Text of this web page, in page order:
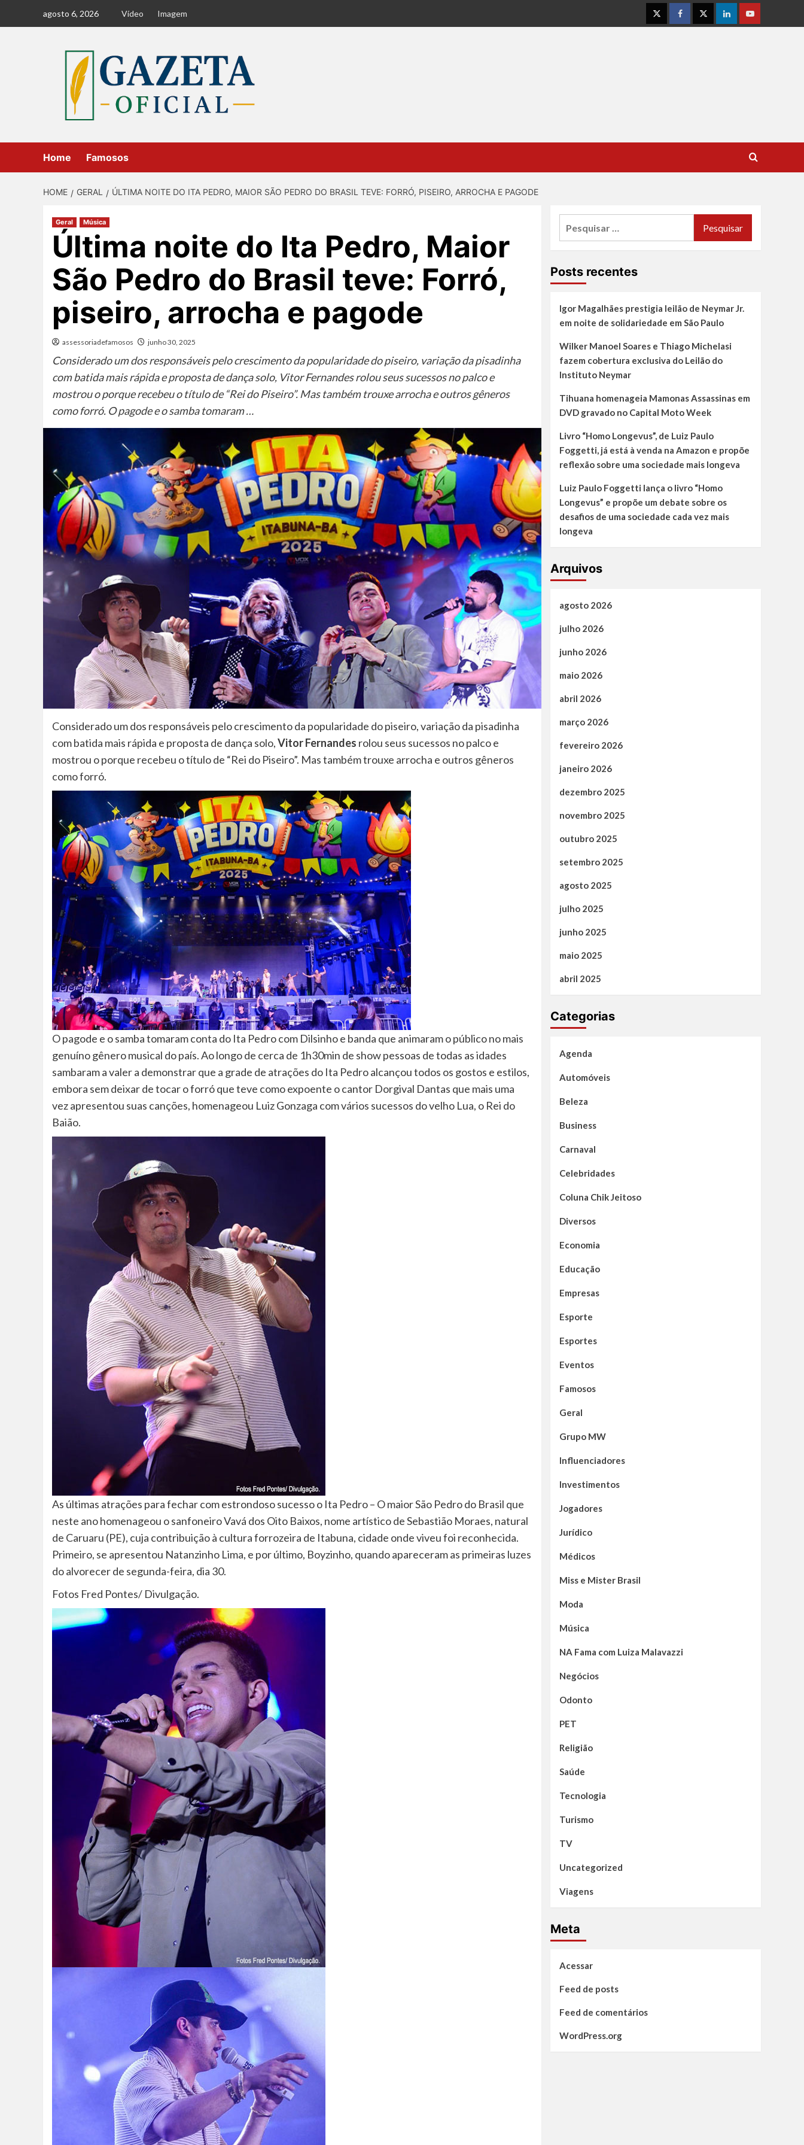
agosto 6, 2026 Vídeo Imagem
InstagramFacebookTwitterLinkedinYoutube
Home Famosos
HOME GERAL ÚLTIMA NOITE DO ITA PEDRO, MAIOR SÃO PEDRO DO BRASIL TEVE: FORRÓ, PISEIRO, ARROCHA E PAGODE
Geral Música
Última noite do Ita Pedro, Maior
São Pedro do Brasil teve: Forró,
piseiro, arrocha e pagode
assessoriadefamosos junho 30, 2025
Considerado um dos responsáveis pelo crescimento da popularidade do piseiro, variação da pisadinha
com batida mais rápida e proposta de dança solo, Vitor Fernandes rolou seus sucessos no palco e
mostrou o porque recebeu o título de “Rei do Piseiro”. Mas também trouxe arrocha e outros gêneros
como forró. O pagode e o samba tomaram …
Considerado um dos responsáveis pelo crescimento da popularidade do piseiro, variação da pisadinha
com batida mais rápida e proposta de dança solo,Vitor Fernandes rolou seus sucessos no palco e
mostrou o porque recebeu o título de “Rei do Piseiro”. Mas também trouxe arrocha e outros gêneros
como forró.
O pagode e o samba tomaram conta do Ita Pedro com Dilsinho e banda que animaram o público no mais
genuíno gênero musical do país. Ao longo de cerca de 1h30min de show pessoas de todas as idades
sambaram a valer a demonstrar que a grade de atrações do Ita Pedro alcançou todos os gostos e estilos,
embora sem deixar de tocar o forró que teve como expoente o cantor Dorgival Dantas que mais uma
vez apresentou suas canções, homenageou Luiz Gonzaga com vários sucessos do velho Lua, o Rei do
Baião.
As últimas atrações para fechar com estrondoso sucesso o Ita Pedro – O maior São Pedro do Brasil que
neste ano homenageou o sanfoneiro Vavá dos Oito Baixos, nome artístico de Sebastião Moraes, natural
de Caruaru (PE), cuja contribuição à cultura forrozeira de Itabuna, cidade onde viveu foi reconhecida.
Primeiro, se apresentou Natanzinho Lima, e por último, Boyzinho, quando apareceram as primeiras luzes
do alvorecer de segunda-feira, dia 30.
Fotos Fred Pontes/ Divulgação.
Posts recentes
Igor Magalhães prestigia leilão de Neymar Jr.
em noite de solidariedade em São Paulo
Wilker Manoel Soares e Thiago Michelasi
fazem cobertura exclusiva do Leilão do
Instituto Neymar
Tihuana homenageia Mamonas Assassinas em
DVD gravado no Capital Moto Week
Livro “Homo Longevus”, de Luiz Paulo
Foggetti, já está à venda na Amazon e propõe
reflexão sobre uma sociedade mais longeva
Luiz Paulo Foggetti lança o livro “Homo
Longevus” e propõe um debate sobre os
desafios de uma sociedade cada vez mais
longeva
Arquivos
agosto 2026
julho 2026
junho 2026
maio 2026
abril 2026
março 2026
fevereiro 2026
janeiro 2026
dezembro 2025
novembro 2025
outubro 2025
setembro 2025
agosto 2025
julho 2025
junho 2025
maio 2025
abril 2025
Categorias
Agenda
Automóveis
Beleza
Business
Carnaval
Celebridades
Coluna Chik Jeitoso
Diversos
Economia
Educação
Empresas
Esporte
Esportes
Eventos
Famosos
Geral
Grupo MW
Influenciadores
Investimentos
Jogadores
Jurídico
Médicos
Miss e Mister Brasil
Moda
Música
NA Fama com Luiza Malavazzi
Negócios
Odonto
PET
Religião
Saúde
Tecnologia
Turismo
TV
Uncategorized
Viagens
Meta
Acessar
Feed de posts
Feed de comentários
WordPress.org